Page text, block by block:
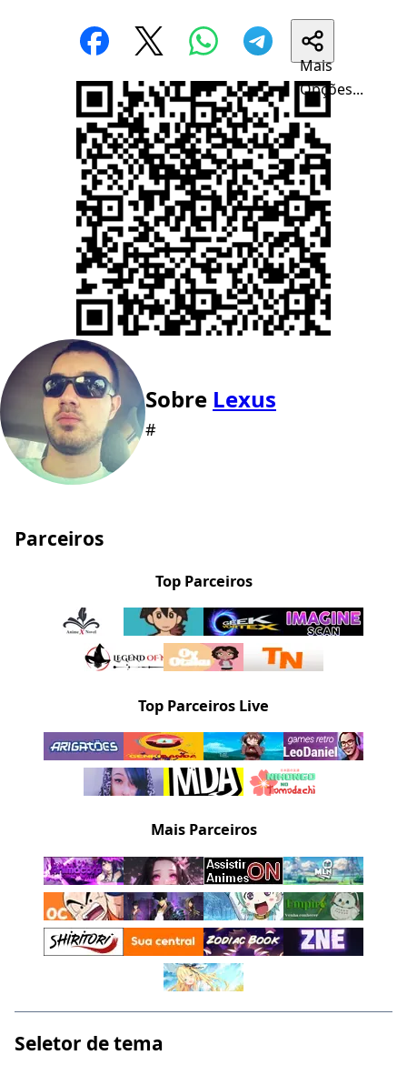
Mais
Opções...
Sobre Lexus
#
Parceiros
Top Parceiros
Top Parceiros Live
Mais Parceiros
Seletor de tema